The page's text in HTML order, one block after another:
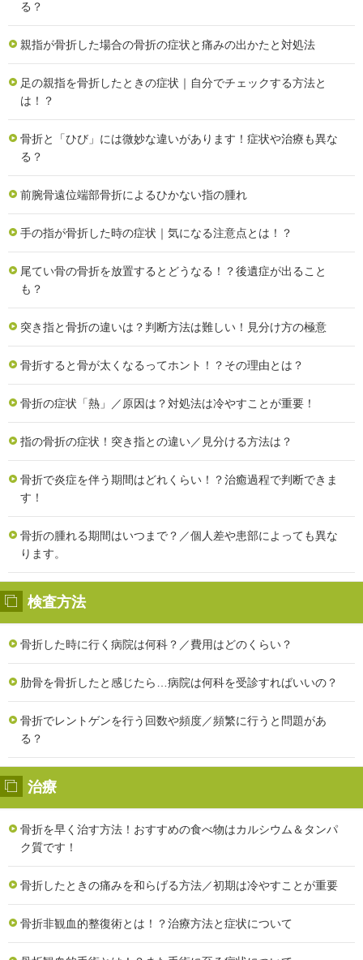
る？
親指が骨折した場合の骨折の症状と痛みの出かたと対処法
足の親指を骨折したときの症状｜自分でチェックする方法と
は！？
骨折と「ひび」には微妙な違いがあります！症状や治療も異な
る？
前腕骨遠位端部骨折によるひかない指の腫れ
手の指が骨折した時の症状｜気になる注意点とは！？
尾てい骨の骨折を放置するとどうなる！？後遺症が出ること
も？
突き指と骨折の違いは？判断方法は難しい！見分け方の極意
骨折すると骨が太くなるってホント！？その理由とは？
骨折の症状「熱」／原因は？対処法は冷やすことが重要！
指の骨折の症状！突き指との違い／見分ける方法は？
骨折で炎症を伴う期間はどれくらい！？治癒過程で判断できま
す！
骨折の腫れる期間はいつまで？／個人差や患部によっても異な
ります。
検査方法
骨折した時に行く病院は何科？／費用はどのくらい？
肋骨を骨折したと感じたら…病院は何科を受診すればいいの？
骨折でレントゲンを行う回数や頻度／頻繁に行うと問題があ
る？
治療
骨折を早く治す方法！おすすめの食べ物はカルシウム＆タンパ
ク質です！
骨折したときの痛みを和らげる方法／初期は冷やすことが重要
骨折非観血的整復術とは！？治療方法と症状について